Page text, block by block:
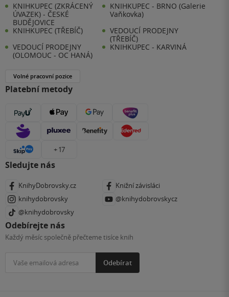
KNIHKUPEC (ZKRÁCENÝ
ÚVAZEK) - ČESKÉ
BUDĚJOVICE
KNIHKUPEC - BRNO (Galerie
Vaňkovka)
KNIHKUPEC (TŘEBÍČ)
VEDOUCÍ PRODEJNY
(TŘEBÍČ)
VEDOUCÍ PRODEJNY
(OLOMOUC - OC HANÁ)
KNIHKUPEC - KARVINÁ
Volné pracovní pozice
Platební metody
+ 17
Sledujte nás
KnihyDobrovsky.cz
Knižní závisláci
knihydobrovsky
@knihydobrovskycz
@knihydobrovsky
Odebírejte nás
Každý měsíc společně přečteme tisíce knih
Odebírat